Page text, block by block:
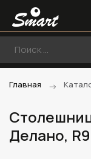
Главная
Делано,